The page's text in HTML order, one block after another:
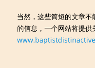
当然，这些简短的文章
的信息，一个网站将提